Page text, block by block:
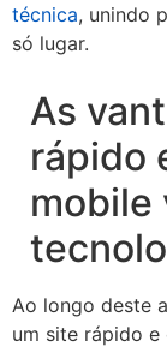
técnica, unindo
só lugar.
As
rápido
mobile
Ao longo deste
um site rápido